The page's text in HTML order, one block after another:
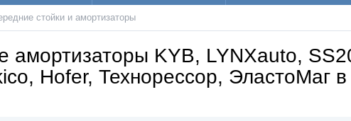
стойки и амортизаторы
амортизаторы KYB, LYNXauto,
Hofer, Технорессор, ЭластоМаг в